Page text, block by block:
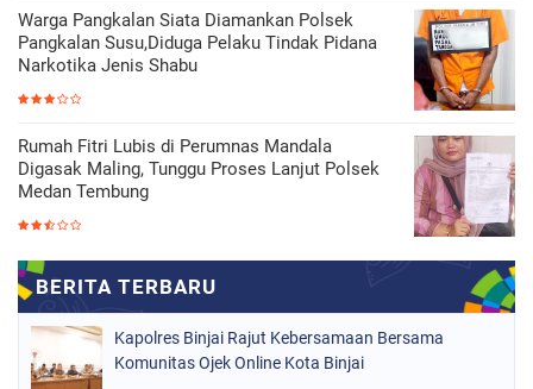
Warga Pangkalan Siata Diamankan Polsek
Pangkalan Susu,Diduga Pelaku Tindak Pidana
Narkotika Jenis Shabu
Rumah Fitri Lubis di Perumnas Mandala
Digasak Maling, Tunggu Proses Lanjut Polsek
Medan Tembung
Kapolres Binjai Rajut Kebersamaan Bersama
Komunitas Ojek Online Kota Binjai